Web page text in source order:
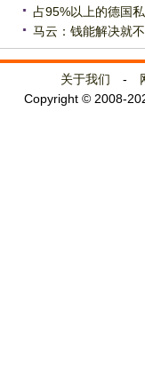
占95%以上的德国
马云：钱能解决就
关于我们 -
Copyright © 2008-